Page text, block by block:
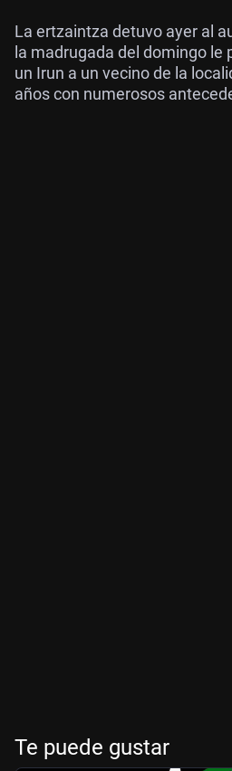
La ertzaintza detuvo ayer al
la madrugada del domingo le
un Irun a un vecino de la
años con numerosos
Te puede gustar